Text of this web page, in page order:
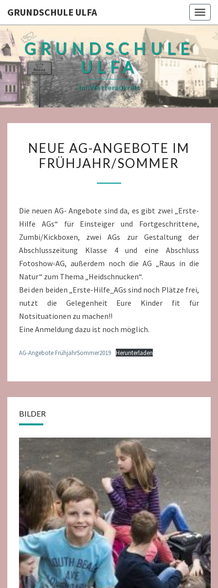
GRUNDSCHULE ULFA
GRUNDSCHULE
ULFA
Im Wetteraukreis
AG-
ANGEBOTE
NEUE AG-ANGEBOTE IM
FRÜHJAHR/SOMMER
Die neuen AG- Angebote sind da, es gibt zwei „Erste-
Hilfe AGs“ für Einsteiger und Fortgeschrittene,
Zumbi/Kickboxen, zwei AGs zur Gestaltung der
Abschlusszeitung Klasse 4 und eine Abschluss
Fotoshow-AG, außerdem noch die AG „Raus in die
Natur“ zum Thema „Heidschnucken“.
Bei den beiden „Erste-Hilfe_AGs sind noch Plätze frei,
nutzt die Gelegenheit Eure Kinder fit für
Notsituationen zu machen!!
Eine Anmeldung dazu ist noch möglich.
AG-Angebote FrühjahrSommer2019 Herunterladen
BILDER